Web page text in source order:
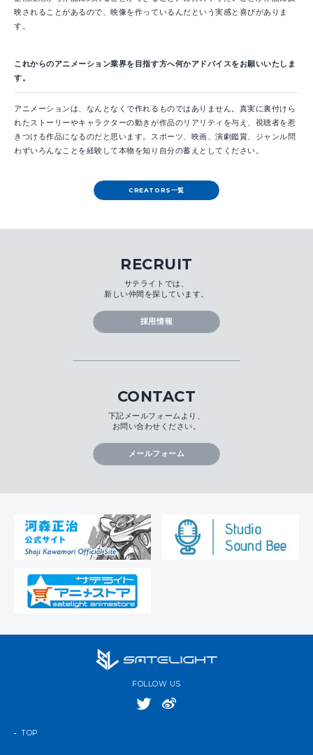
映されることがあるので、映像を作っているんだという実感と喜びがありま
す。
これからのアニメーション業界を目指す方へ何かアドバイスをお願いいたしま
す。
アニメーションは、なんとなくで作れるものではありません。真実に裏付けら
れたストーリーやキャラクターの動きが作品のリアリティを与え、視聴者を惹
きつける作品になるのだと思います。スポーツ、映画、演劇鑑賞、ジャンル問
わずいろんなことを経験して本物を知り自分の蓄えとしてください。
CREATORS一覧
RECRUIT
サテライトでは、
新しい仲間を探しています。
採用情報
CONTACT
下記メールフォームより、
お問い合わせください。
メールフォーム
FOLLOW US
TOP